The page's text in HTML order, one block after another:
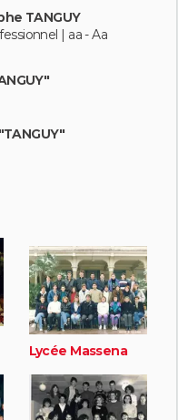
TANGUY
| aa - Aa
Lycée Massena